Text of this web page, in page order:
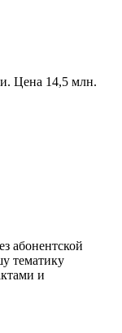
Цена 14,5 млн.
абонентской
тематику
и